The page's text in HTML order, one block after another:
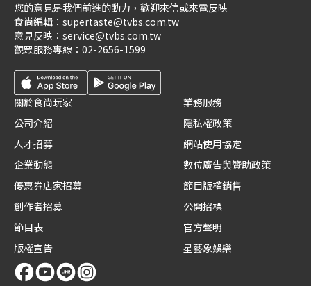
您的意見是我們前進的動力，歡迎來信或來電反映
食尚編輯： supertaste@tvbs.com.tw
意見反映： service@tvbs.com.tw
觀眾服務專線： 02-2656-1599
關於食尚玩家
公司介紹
人才招募
企業動態
優惠券店家招募
創作者招募
節目表
版權宣告
業務服務
隱私權政策
網站使用協定
數位廣告與贊助政策
節目版權銷售
公開招標
官方聲明
星藝象娛樂